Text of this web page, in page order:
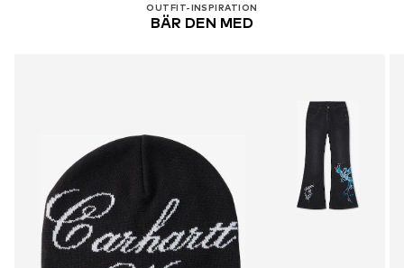
OUTFIT-INSPIRATION
BÄR DEN MED